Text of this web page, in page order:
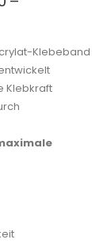
Klebeband
Klebkraft